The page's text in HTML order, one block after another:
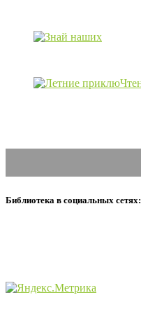
Библиотека в социальных сетях: